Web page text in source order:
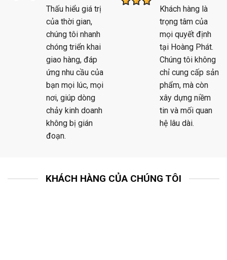
Thấu hiểu giá trị
của thời gian,
chúng tôi nhanh
chóng triển khai
giao hàng, đáp
ứng nhu cầu của
bạn mọi lúc, mọi
nơi, giúp dòng
chảy kinh doanh
không bị gián
đoạn.
Khách hàng là
trọng tâm của
mọi quyết định
tại Hoàng Phát.
Chúng tôi không
chỉ cung cấp sản
phẩm, mà còn
xây dựng niềm
tin và mối quan
hệ lâu dài.
KHÁCH HÀNG CỦA CHÚNG TÔI